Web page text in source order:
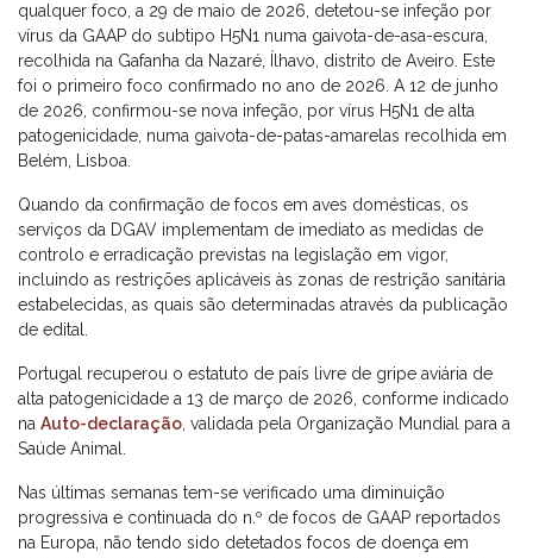
qualquer foco, a 29 de maio de 2026, detetou-se infeção por
vírus da GAAP do subtipo H5N1 numa gaivota-de-asa-escura,
recolhida na Gafanha da Nazaré, Ílhavo, distrito de Aveiro. Este
foi o primeiro foco confirmado no ano de 2026. A 12 de junho
de 2026, confirmou-se nova infeção, por vírus H5N1 de alta
patogenicidade, numa gaivota-de-patas-amarelas recolhida em
Belém, Lisboa.
Quando da confirmação de focos em aves domésticas, os
serviços da DGAV implementam de imediato as medidas de
controlo e erradicação previstas na legislação em vigor,
incluindo as restrições aplicáveis às zonas de restrição sanitária
estabelecidas, as quais são determinadas através da publicação
de edital.
Portugal recuperou o estatuto de país livre de gripe aviária de
alta patogenicidade a 13 de março de 2026, conforme indicado
na Auto-declaração , validada pela Organização Mundial para a
Saúde Animal.
Nas últimas semanas tem-se verificado uma diminuição
progressiva e continuada do n.º de focos de GAAP reportados
na Europa, não tendo sido detetados focos de doença em